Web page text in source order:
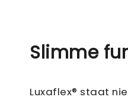
Slimme
Luxaflex® staat